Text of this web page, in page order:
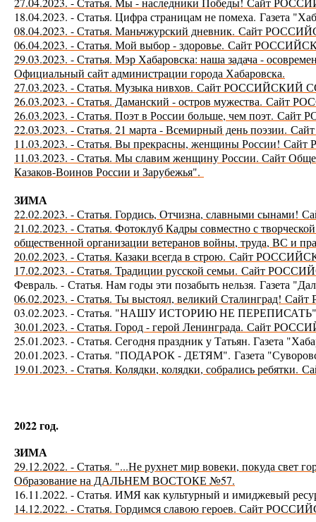
18.04.2023. - Статья. Цифра страницам не помеха. Газета
08.04.2023. - Статья. Маньчжурский дневник. Сайт
06.04.2023. - Статья. Мой выбор - здоровье. Сайт
29.03.2023. - Статья. Мэр Хабаровска: наша задача -
Официальный сайт администрации города Хабаровска.
27.03.2023. - Статья. Музыка нивхов. Сайт РОССИЙСКИЙ
26.03.2023. - Статья. Даманский - остров мужества. Сайт
26.03.2023. - Статья. Поэт в России больше, чем поэт. Сайт
22.03.2023. - Статья. 21 марта - Всемирный день поэзии.
11.03.2023. - Статья. Вы прекрасны, женщины России!
11.03.2023. - Статья. Мы славим женщину России. Сайт
Казаков-Воинов России и Зарубежья".
ЗИМА
22.02.2023. - Статья. Гордись, Отчизна, славными сынами!
21.02.2023. - Статья. Фотоклуб Кадры совместно с
общественной организации ветеранов войны, труда, ВС и
20.02.2023. - Статья. Казаки всегда в строю. Сайт
17.02.2023. - Статья. Традиции русской семьи. Сайт
Февраль. - Статья. Нам годы эти позабыть нельзя. Газета
06.02.2023. - Статья. Ты выстоял, великий Сталинград!
03.02.2023. - Статья. "НАШУ ИСТОРИЮ НЕ
30.01.2023. - Статья. Город - герой Ленинграда. Сайт
25.01.2023. - Статья. Сегодня праздник у Татьян. Газета
20.01.2023. - Статья. "ПОДАРОК - ДЕТЯМ". Газета
19.01.2023. - Статья. Колядки, колядки, собрались ребятки.
2022 год.
ЗИМА
29.12.2022. - Статья. "...Не рухнет мир вовеки, покуда свет
Образование на ДАЛЬНЕМ ВОСТОКЕ №57.
16.11.2022. - Статья. ИМЯ как культурный и
14.12.2022. - Статья. Гордимся славою героев. Сайт